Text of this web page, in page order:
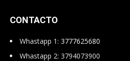
CONTACTO
Whastapp 1: 3777625680
Whastapp 2: 3794073900